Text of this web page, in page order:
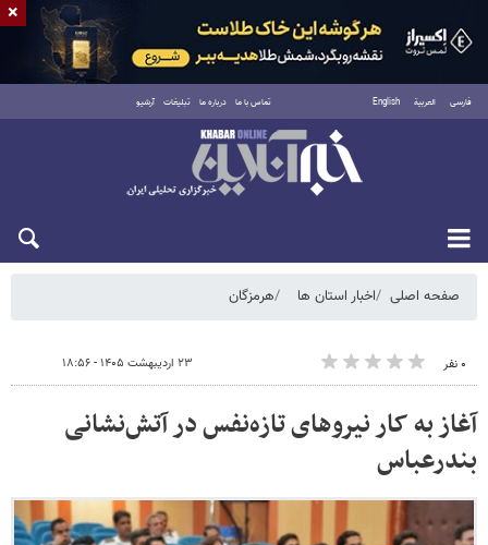
فارسی العربية English تماس با ما درباره ما تبلیغات آرشیو
شنبه ۱۷ مرداد ۱۴۰۵
صفحه اصلی اخبار استان ها هرمزگان
۰ نفر ۲۳ اردیبهشت ۱۴۰۵ - ۱۸:۵۶
آغاز به کار نیروهای تازه‌نفس در آتش‌نشانی
بندرعباس
×